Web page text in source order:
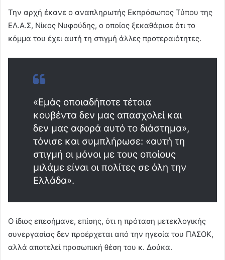
Την αρχή έκανε ο αναπληρωτής Εκπρόσωπος Τύπου της
ΕΛ.Α.Σ, Νίκος Νυφούδης, ο οποίος ξεκαθάρισε ότι το
κόμμα του έχει αυτή τη στιγμή άλλες προτεραιότητες.
«Εμάς οποιαδήποτε τέτοια
κουβέντα δεν μας απασχολεί και
δεν μας αφορά αυτό το διάστημα»,
τόνισε και συμπλήρωσε: «αυτή τη
στιγμή οι μόνοι με τους οποίους
μιλάμε είναι οι πολίτες σε όλη την
Ελλάδα».
Ο ίδιος επεσήμανε, επίσης, ότι η πρόταση μετεκλογικής
συνεργασίας δεν προέρχεται από την ηγεσία του ΠΑΣΟΚ,
αλλά αποτελεί προσωπική θέση του κ. Δούκα.